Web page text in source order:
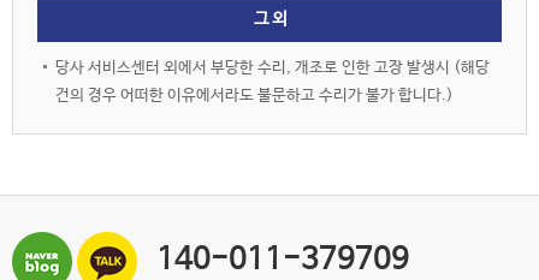
그 외
당사 서비스센터 외에서 부당한 수리, 개조로 인한 고장 발생시 (해당
건의 경우 어떠한 이유에서라도 불문하고 수리가 불가 합니다.)
140-011-379709